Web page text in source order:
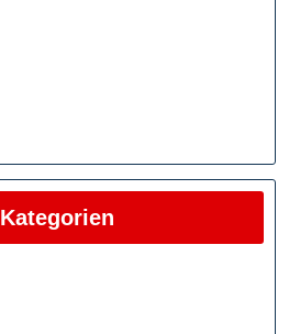
Kategorien